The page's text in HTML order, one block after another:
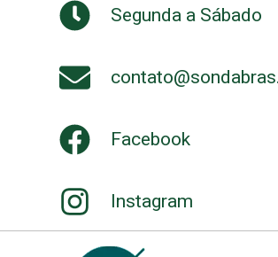
Segunda a Sábado
Facebook
Instagram